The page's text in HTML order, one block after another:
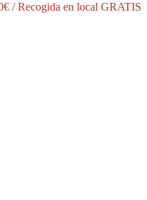
/ Recogida en local GRATIS